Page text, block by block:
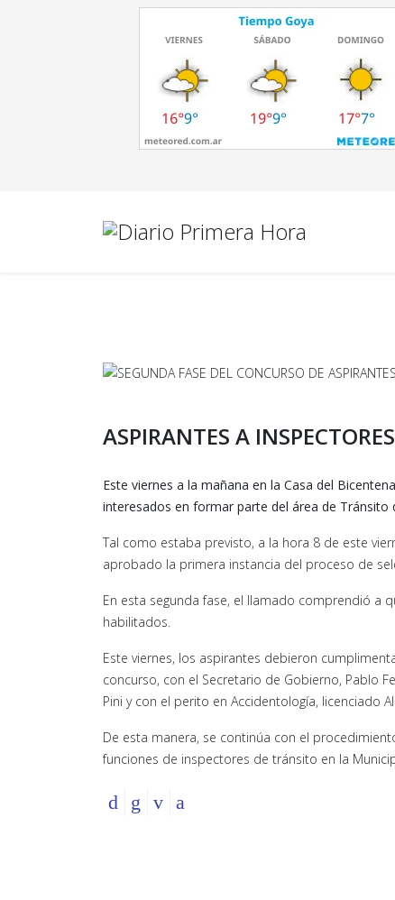
ASPIRANTES A
Este viernes a la mañana en la Casa del
interesados en formar parte del área de Tránsito
Tal como estaba previsto, a la hora 8 de este
aprobado la primera instancia del proceso de
En esta segunda fase, el llamado comprendió a
habilitados.
Este viernes, los aspirantes debieron
concurso, con el Secretario de Gobierno, Pablo
Pini y con el perito en Accidentología, licenciado
De esta manera, se continúa con el
funciones de inspectores de tránsito en la